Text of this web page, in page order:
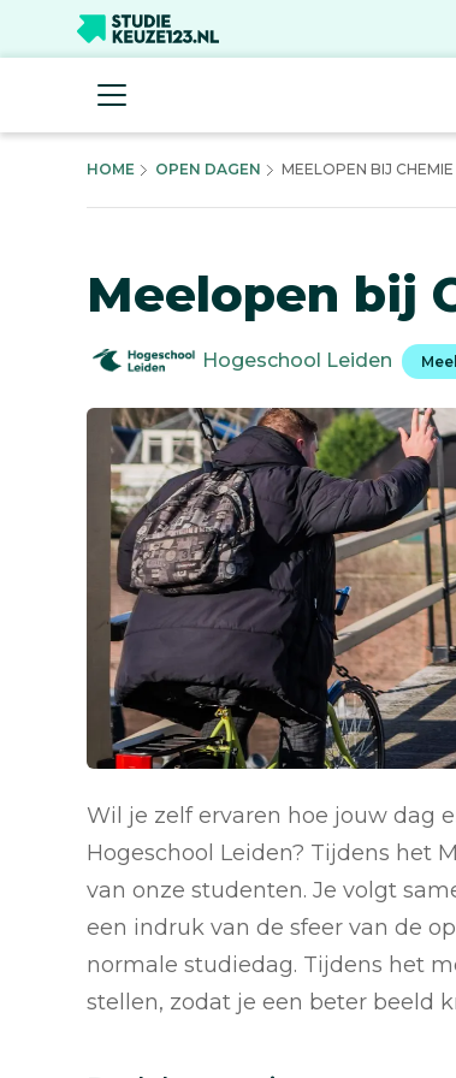
HOME OPEN DAGEN MEELOPEN BIJ CHEMIE
Meelopen bij
Hogeschool Leiden
Wil je zelf ervaren hoe jouw dag
Hogeschool Leiden? Tijdens het
van onze studenten. Je volgt
een indruk van de sfeer van de
normale studiedag. Tijdens het
stellen, zodat je een beter beeld